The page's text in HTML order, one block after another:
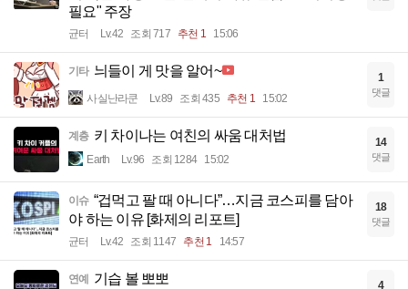
필요" 주장
균터 Lv.42 조회 717 추천 1 15:06
기타 늬들이 게 맛을 알어~
사실난라쿤 Lv.89 조회 435 추천 1 15:02
1
댓글
계층 키 차이나는 여친의 싸움 대처법
Earth Lv.96 조회 1284 15:02
14
댓글
이슈 “겁먹고 팔 때 아니다”…지금 코스피를 담아
야 하는 이유 [화제의 리포트]
균터 Lv.42 조회 1147 추천 1 14:57
18
댓글
연예 기습 볼 뽀뽀 4